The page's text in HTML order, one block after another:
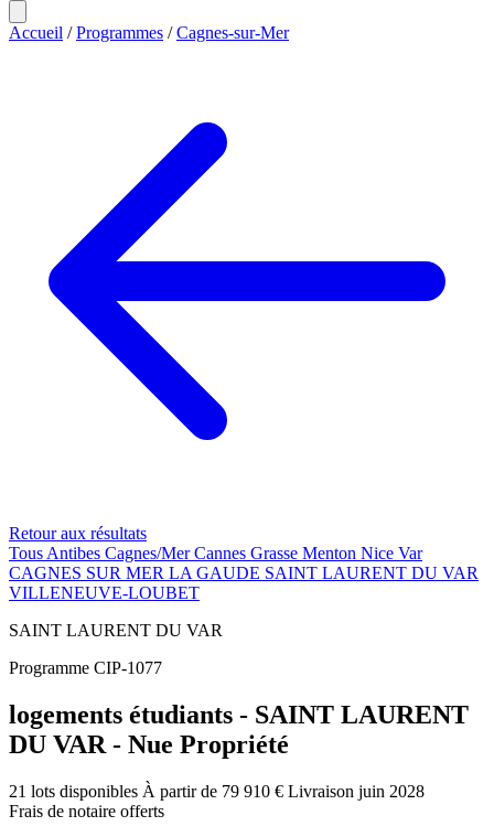
Accueil / Programmes / Cagnes-sur-Mer
Retour aux résultats
Tous Antibes Cagnes/MerCannes Grasse Menton Nice Var
CAGNES SUR MER LA GAUDE SAINT LAURENT DU VAR
VILLENEUVE-LOUBET
SAINT LAURENT DU VAR
Programme CIP-1077
logements étudiants - SAINT LAURENT
DU VAR - Nue Propriété
21 lots disponibles À partir de 79 910 € Livraison juin 2028
Frais de notaire offerts